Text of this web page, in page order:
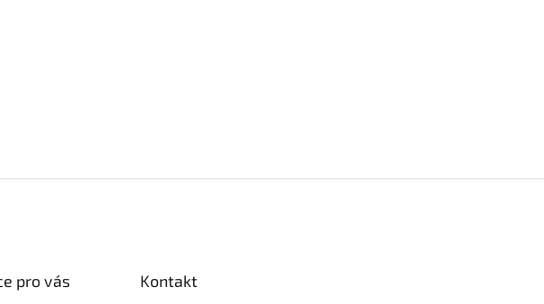
pro vás Kontakt